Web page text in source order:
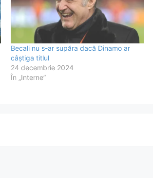
Becali nu s-ar supăra dacă Dinamo ar
câștiga titlul
24 decembrie 2024
În „Interne”